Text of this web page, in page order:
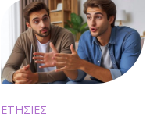
ΕΤΗΣΙΕΣ